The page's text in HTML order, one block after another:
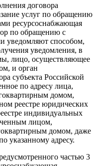
договора
услуг по обращению
ресурсоснабжающая
по обращению с
уведомляют способом,
уведомления, в
лицо, осуществляющее
и орган
субъекта Российской
по адресу лица,
домом,
реестре юридических
индивидуальных
лицом,
домом, даже
указанному адресу.
частью 3